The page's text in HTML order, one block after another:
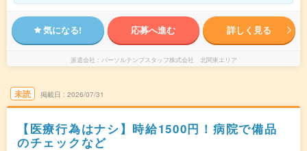
気になる! 応募へ進む 詳しく見る
派遣会社 パーソルテンプスタッフ株式会社 北関東エリア
未読 掲載日 2026/07/31
【医療行為はナシ】時給1500円！病院で備品
のチェックなど